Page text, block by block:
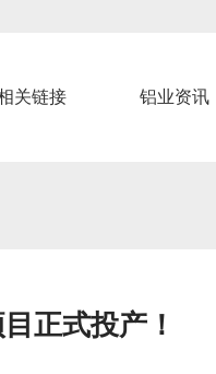
关链接 铝业资讯
正式投产！